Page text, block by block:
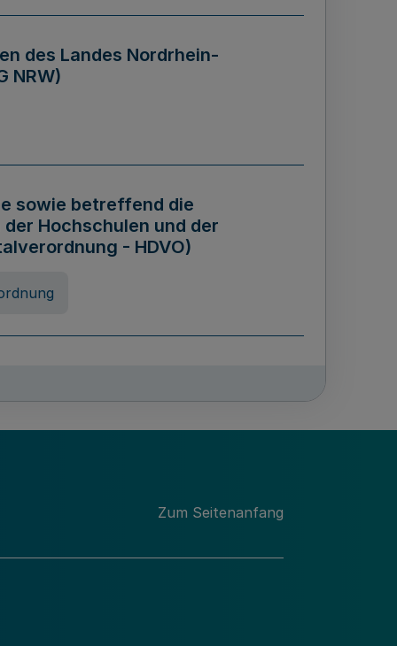
des Landes Nordrhein-
NRW)
sowie betreffend die
Hochschulen und der
- HDVO)
des Landes Nordrhein-
Zum Seitenanfang